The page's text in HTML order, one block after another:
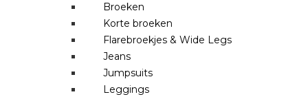
Broeken
Korte broeken
Flarebroekjes & Wide Legs
Jeans
Jumpsuits
Leggings